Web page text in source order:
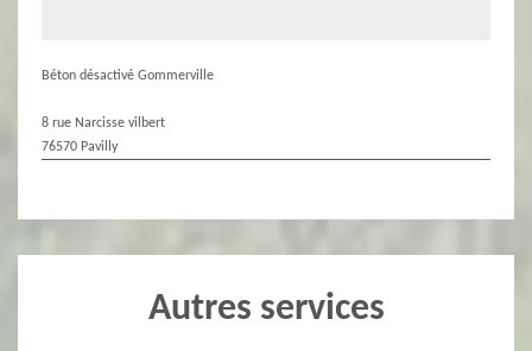
Béton désactivé Gommerville
8 rue Narcisse vilbert
76570 Pavilly
Autres services